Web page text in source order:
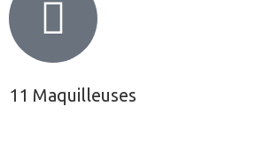
11 Maquilleuses